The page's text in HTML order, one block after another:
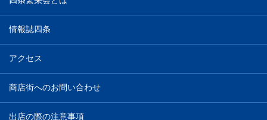
情報誌四条
アクセス
商店街へのお問い合わせ
出店の際の注意事項